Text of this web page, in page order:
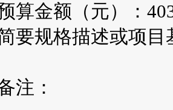
算金额（元）：
要规格描述或项目
注：